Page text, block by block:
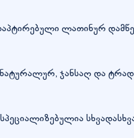
ლათინურ
ნატურალურ, ჯანსაღ და